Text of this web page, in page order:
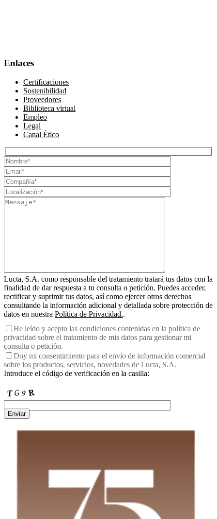
Enlaces
Certificaciones
Sostenibilidad
Proveedores
Biblioteca virtual
Empleo
Legal
Canal Ético
Lucta, S.A. como responsable del tratamiento tratará tus datos con la
finalidad de dar respuesta a tu consulta o petición. Puedes acceder,
rectificar y suprimir tus datos, así como ejercer otros derechos
consultando la información adicional y detallada sobre protección de
datos en nuestra Política de Privacidad..
He leído y acepto las condiciones contenidas en la política de
privacidad sobre el tratamiento de mis datos para gestionar mi
consulta o petición.
Doy mi consentimiento para el envío de información comercial
sobre los productos, servicios, novedades de Lucta, S.A.
Introduce el código de verificación en la casilla:
Enviar